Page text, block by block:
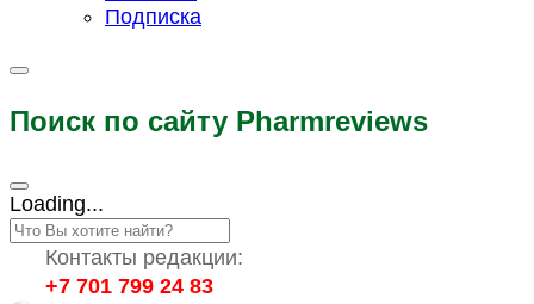
Подписка
Поиск по сайту Pharmreviews
Loading...
Контакты редакции:
+7 701 799 24 83